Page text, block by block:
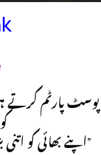
پوسٹ پارٹم کرتے
”اپنے بھائی کو